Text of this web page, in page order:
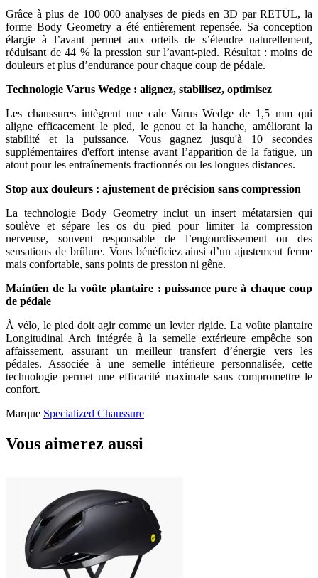
Grâce à plus de 100 000 analyses de pieds en 3D par RETÜL, la
forme Body Geometry a été entièrement repensée. Sa conception
élargie à l’avant permet aux orteils de s’étendre naturellement,
réduisant de 44 % la pression sur l’avant-pied. Résultat : moins de
douleurs et plus d’endurance pour chaque coup de pédale.
Technologie Varus Wedge : alignez, stabilisez, optimisez
Les chaussures intègrent une cale Varus Wedge de 1,5 mm qui
aligne efficacement le pied, le genou et la hanche, améliorant la
stabilité et la puissance. Vous gagnez jusqu'à 10 secondes
supplémentaires d'effort intense avant l’apparition de la fatigue, un
atout pour les entraînements fractionnés ou les longues distances.
Stop aux douleurs : ajustement de précision sans compression
La technologie Body Geometry inclut un insert métatarsien qui
soulève et sépare les os du pied pour limiter la compression
nerveuse, souvent responsable de l’engourdissement ou des
sensations de brûlure. Vous bénéficiez ainsi d’un ajustement ferme
mais confortable, sans points de pression ni gêne.
Maintien de la voûte plantaire : puissance pure à chaque coup
de pédale
À vélo, le pied doit agir comme un levier rigide. La voûte plantaire
Longitudinal Arch intégrée à la semelle extérieure empêche son
affaissement, assurant un meilleur transfert d’énergie vers les
pédales. Associée à une semelle intérieure personnalisée, cette
technologie permet une efficacité maximale sans compromettre le
confort.
Marque Specialized Chaussure
Vous aimerez aussi